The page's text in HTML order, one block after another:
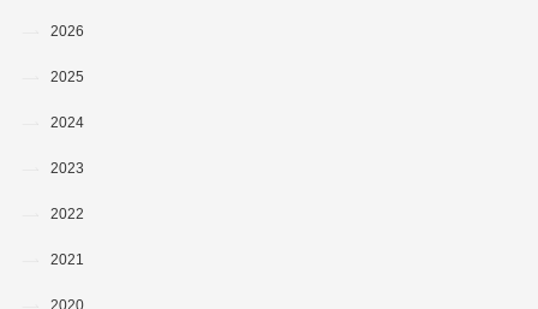
2026
2025
2024
2023
2022
2021